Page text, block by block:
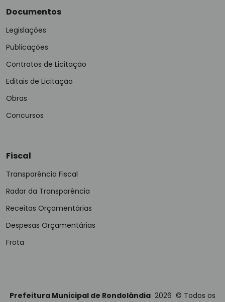
Documentos
Legislações
Publicações
Contratos de Licitação
Editais de Licitação
Obras
Concursos
Fiscal
Transparência Fiscal
Radar da Transparência
Receitas Orçamentárias
Despesas Orçamentárias
Frota
Prefeitura Municipal de Rondolândia 2026 © Todos os